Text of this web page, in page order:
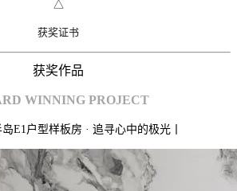
△
获奖证书
获奖作品
WINNING PROJECT
岛E1户型样板房 · 追寻心中的极光丨